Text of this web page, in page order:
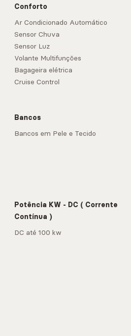
Conforto
Ar Condicionado Automático
Sensor Chuva
Sensor Luz
Volante Multifunções
Bagageira elétrica
Cruise Control
Bancos
Bancos em Pele e Tecido
Potência KW - DC ( Corrente
Contínua )
DC até 100 kw